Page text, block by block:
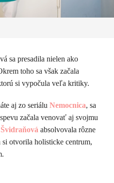
sa presadila nielen ako
toho sa však začala
si vypočula veľa kritiky.
aj zo seriálu Nemocnica, sa
začala venovať aj svojmu
absolvovala rôzne
otvorila holisticke centrum,